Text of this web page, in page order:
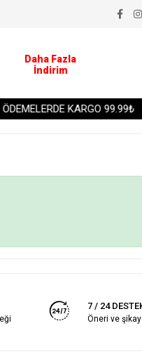
KARGO 99.99₺
Daha Fazla
İndirim
7 / 24
Öneri ve